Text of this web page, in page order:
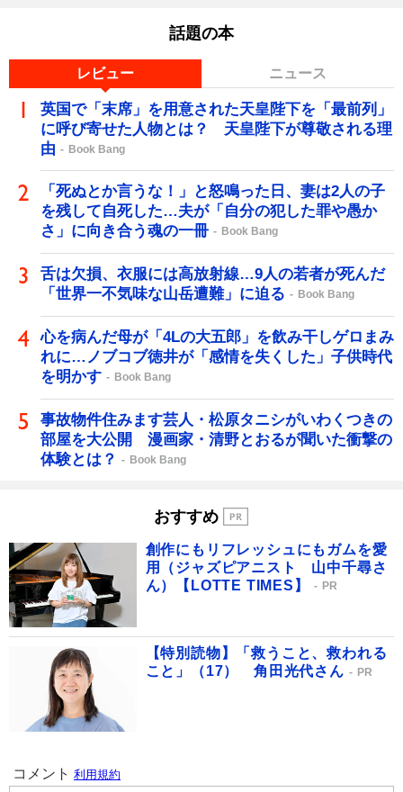
話題の本
レビュー ニュース
英国で「末席」を用意された天皇陛下を「最前列」
に呼び寄せた人物とは？ 天皇陛下が尊敬される理
由
Book Bang
「死ぬとか言うな！」と怒鳴った日、妻は2人の子
を残して自死した…夫が「自分の犯した罪や愚か
さ」に向き合う魂の一冊
Book Bang
舌は欠損、衣服には高放射線…9人の若者が死んだ
「世界一不気味な山岳遭難」に迫る
Book Bang
心を病んだ母が「4Lの大五郎」を飲み干しゲロまみ
れに…ノブコブ徳井が「感情を失くした」子供時代
を明かす
Book Bang
事故物件住みます芸人・松原タニシがいわくつきの
部屋を大公開 漫画家・清野とおるが聞いた衝撃の
体験とは？
Book Bang
おすすめ
創作にもリフレッシュにもガムを愛
用（ジャズピアニスト 山中千尋さ
ん）【LOTTE TIMES】
PR
【特別読物】「救うこと、救われる
こと」（17） 角田光代さん
PR